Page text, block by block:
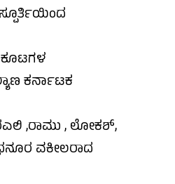
ಕರ್ನಾಟಕ
,ರಾಮು , ಲೋಕಶ್,
ವಕೀಲರಾದ